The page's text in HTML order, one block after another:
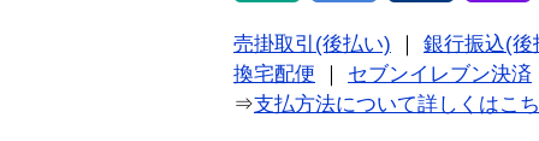
売掛取引(後払い)
銀行振込(後
換宅配便
セブンイレブン決済
⇒支払方法について詳しくはこ